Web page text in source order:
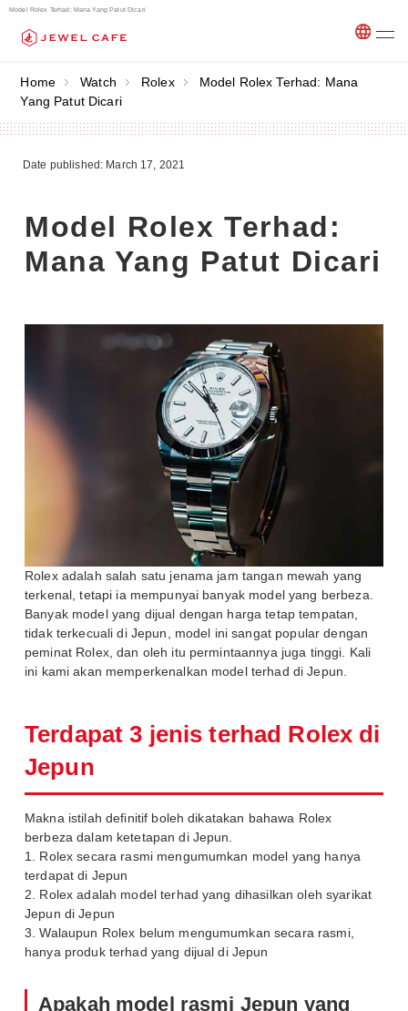
Model Rolex Terhad: Mana Yang Patut Dicari
Home Watch Rolex
Model Rolex Terhad: Mana
Yang Patut Dicari
Date published: March 17, 2021
Model Rolex Terhad:
Mana Yang Patut Dicari
Rolex adalah salah satu jenama jam tangan mewah yang
terkenal, tetapi ia mempunyai banyak model yang berbeza.
Banyak model yang dijual dengan harga tetap tempatan,
tidak terkecuali di Jepun, model ini sangat popular dengan
peminat Rolex, dan oleh itu permintaannya juga tinggi. Kali
ini kami akan memperkenalkan model terhad di Jepun.
Terdapat 3 jenis terhad Rolex di
Jepun
Makna istilah definitif boleh dikatakan bahawa Rolex
berbeza dalam ketetapan di Jepun.
1. Rolex secara rasmi mengumumkan model yang hanya
terdapat di Jepun
2. Rolex adalah model terhad yang dihasilkan oleh syarikat
Jepun di Jepun
3. Walaupun Rolex belum mengumumkan secara rasmi,
hanya produk terhad yang dijual di Jepun
Apakah model rasmi Jepun yang